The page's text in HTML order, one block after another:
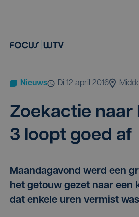
Nieuws di 12 april 2016
Zoek­ac­tie naar
3 loopt goed af
Maandagavond werd een
het getouw gezet naar een
dat enkele uren vermist was